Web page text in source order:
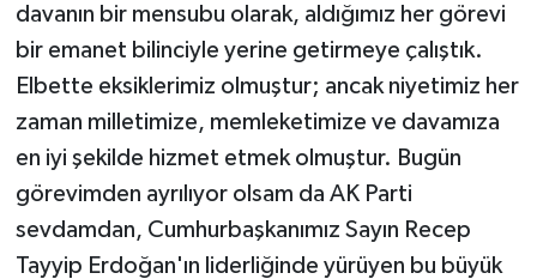
davanın bir mensubu olarak, aldığımız her görevi
bir emanet bilinciyle yerine getirmeye çalıştık.
Elbette eksiklerimiz olmuştur; ancak niyetimiz her
zaman milletimize, memleketimize ve davamıza
en iyi şekilde hizmet etmek olmuştur. Bugün
görevimden ayrılıyor olsam da AK Parti
sevdamdan, Cumhurbaşkanımız Sayın Recep
Tayyip Erdoğan'ın liderliğinde yürüyen bu büyük